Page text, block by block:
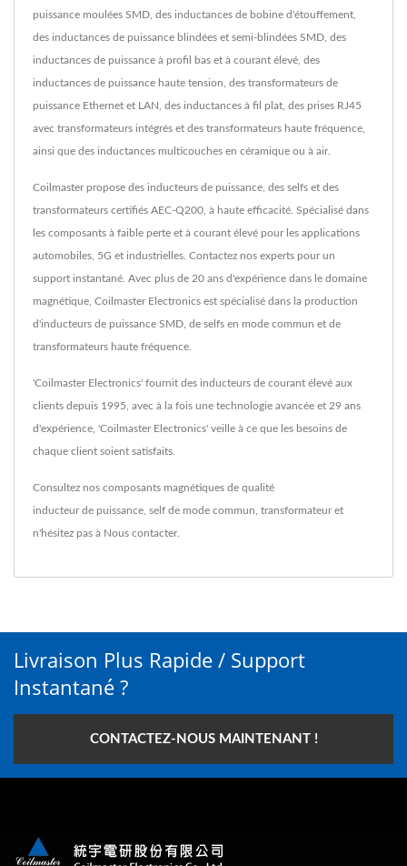
puissance moulées SMD, des inductances de bobine d'étouffement,
des inductances de puissance blindées et semi-blindées SMD, des
inductances de puissance à profil bas et à courant élevé, des
inductances de puissance haute tension, des transformateurs de
puissance Ethernet et LAN, des inductances à fil plat, des prises RJ45
avec transformateurs intégrés et des transformateurs haute fréquence,
ainsi que des inductances multicouches en céramique ou à air.
Coilmaster propose des inducteurs de puissance, des selfs et des
transformateurs certifiés AEC-Q200, à haute efficacité. Spécialisé dans
les composants à faible perte et à courant élevé pour les applications
automobiles, 5G et industrielles. Contactez nos experts pour un
support instantané. Avec plus de 20 ans d'expérience dans le domaine
magnétique, Coilmaster Electronics est spécialisé dans la production
d'inducteurs de puissance SMD, de selfs en mode commun et de
transformateurs haute fréquence.
'Coilmaster Electronics' fournit des inducteurs de courant élevé aux
clients depuis 1995, avec à la fois une technologie avancée et 29 ans
d'expérience, 'Coilmaster Electronics' veille à ce que les besoins de
chaque client soient satisfaits.
Consultez nos composants magnétiques de qualité
inducteur de puissance self de mode commun transformateuret
n'hésitez pas à Nous contacter.
Livraison Plus Rapide / Support
Instantané ?
CONTACTEZ-NOUS MAINTENANT !